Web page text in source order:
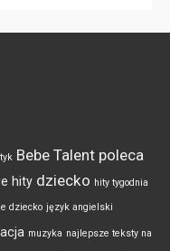
Bebe Talent poleca
hity dziecko hity tygodnia
dziecko język angielski
muzyka najlepsze teksty na